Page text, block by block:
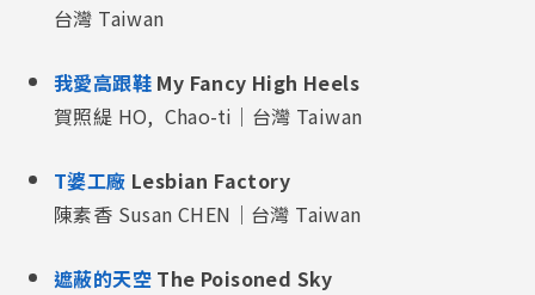
台灣 Taiwan
我愛高跟鞋 My Fancy High Heels
賀照緹 HO, Chao-ti｜台灣 Taiwan
T婆工廠 Lesbian Factory
陳素香 Susan CHEN｜台灣 Taiwan
遮蔽的天空 The Poisoned Sky